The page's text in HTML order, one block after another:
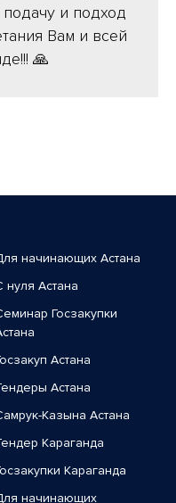
и подход
Вам и всей
🙏
начинающих Астана
нуля Астана
Госзакупки
Астана
Астана
Казына Астана
Караганда
Караганда
начинающих